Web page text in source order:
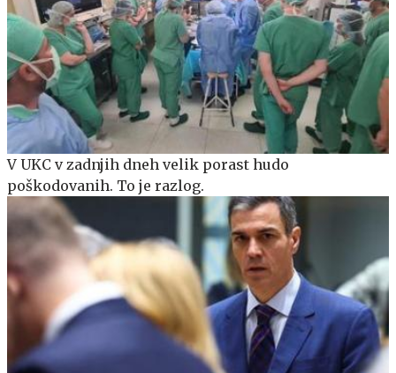
V UKC v zadnjih dneh velik porast hudo
poškodovanih. To je razlog.